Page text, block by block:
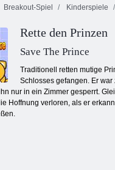
Breakout-Spiel Kinderspiele
Rette den Prinzen
Save The Prince
Traditionell retten mutige
Schlosses gefangen. Er
nur in ein Zimmer gesperrt.
Hoffnung verloren, als er